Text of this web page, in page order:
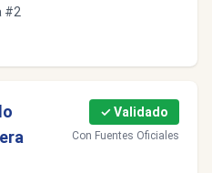
#2
✓ Validado
Con Fuentes Oficiales